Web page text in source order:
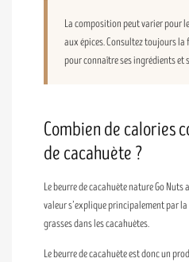
La composition peut varier pour
aux épices. Consultez toujours
pour connaître ses ingrédients et
Combien de calories
de cacahuète ?
Le beurre de cacahuète nature Go Nuts
valeur s’explique principalement par
grasses dans les cacahuètes.
Le beurre de cacahuète est donc un